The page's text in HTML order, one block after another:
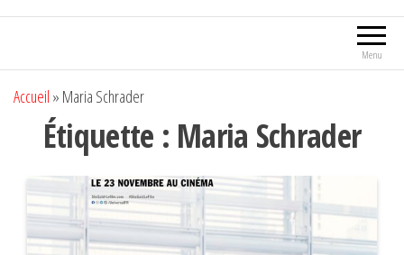
Menu
Accueil » Maria Schrader
Étiquette : Maria Schrader